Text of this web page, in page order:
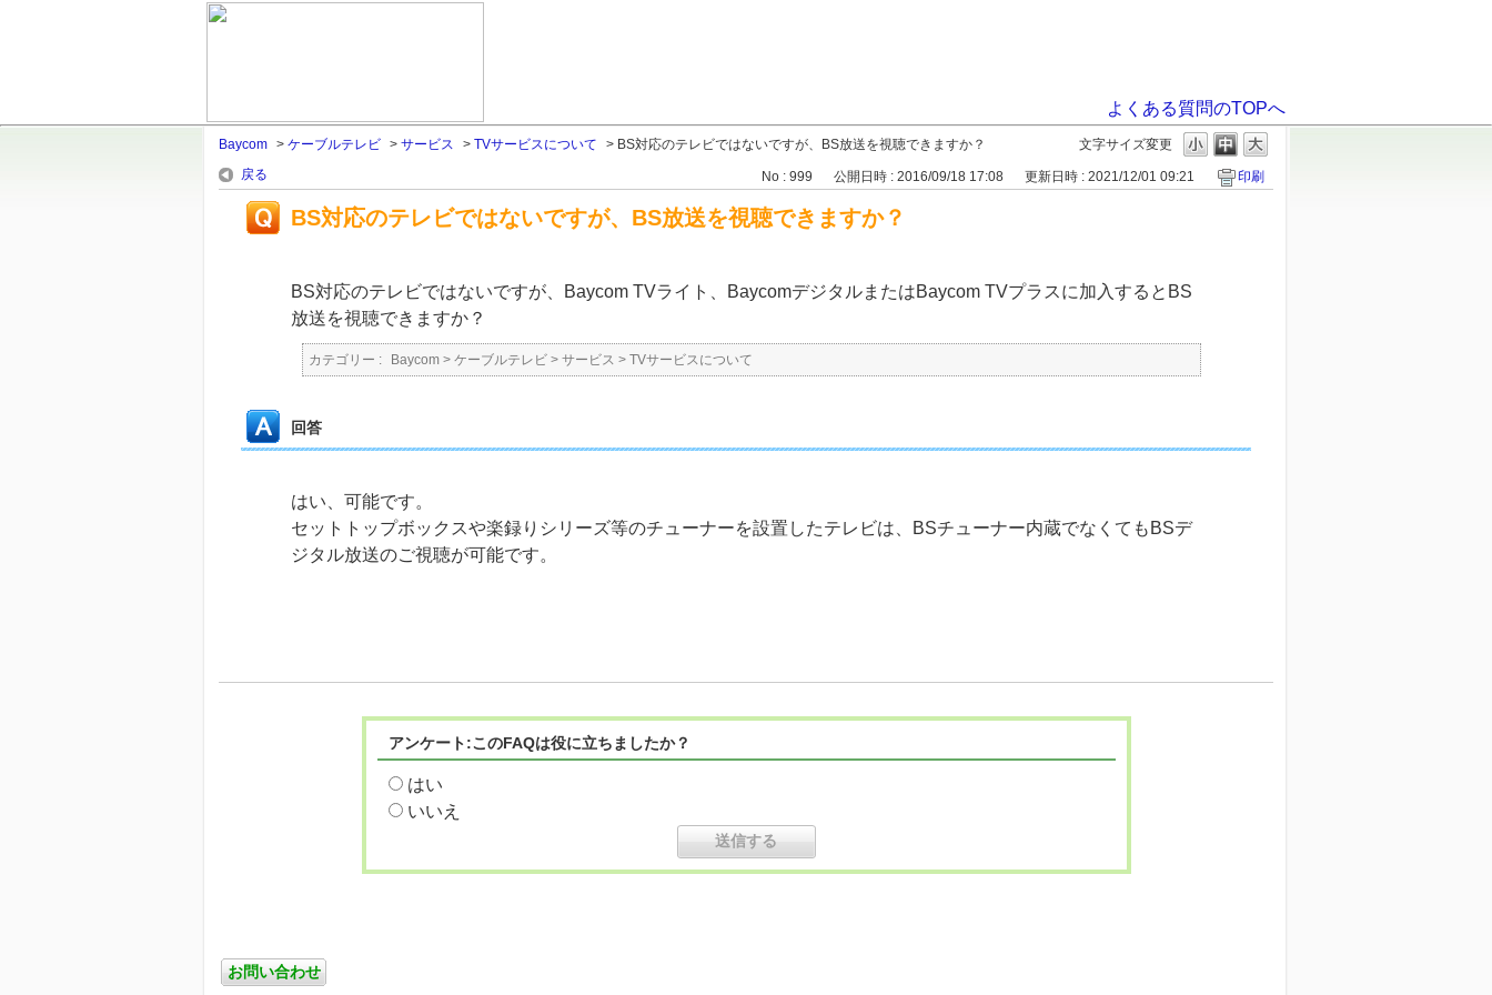
よくある質問のTOPへ
文字サイズ変更
Baycom > ケーブルテレビ > サービス > TVサービスについて > BS対応のテレビではないですが、BS放送を視聴できますか？
戻る
No : 999 公開日時 : 2016/09/18 17:08 更新日時 : 2021/12/01 09:21 印刷
BS対応のテレビではないですが、BS放送を視聴できますか？
BS対応のテレビではないですが、Baycom TVライト、BaycomデジタルまたはBaycom TVプラスに加入するとBS
放送を視聴できますか？
カテゴリー : Baycom > ケーブルテレビ > サービス > TVサービスについて
回答
はい、可能です。
セットトップボックスや楽録りシリーズ等のチューナーを設置したテレビは、BSチューナー内蔵でなくてもBSデ
ジタル放送のご視聴が可能です。
アンケート:このFAQは役に立ちましたか？
はい
いいえ